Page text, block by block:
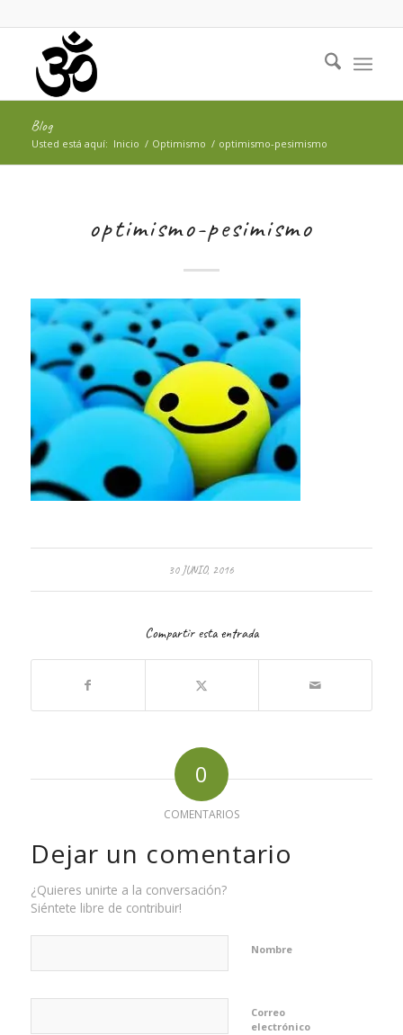
Blog
Usted está aquí: Inicio / Optimismo / optimismo-pesimismo
optimismo-pesimismo
30 JUNIO, 2016
Compartir esta entrada
0
COMENTARIOS
Dejar un comentario
¿Quieres unirte a la conversación?
Siéntete libre de contribuir!
Nombre
Correo
electrónico